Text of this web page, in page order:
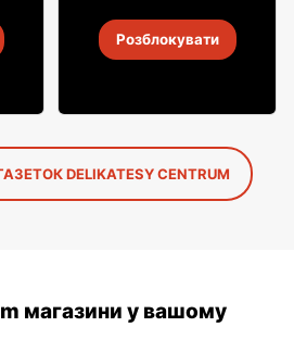
19 серп. 2026
Розблокувати
DELIKATESY CENTRUM
магазини у вашому